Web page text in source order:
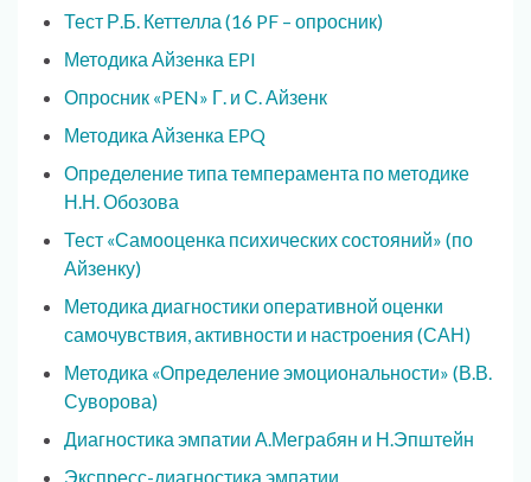
Тест Р.Б. Кеттелла (16 PF – опросник)
Методика Айзенка EPI
Опросник «PEN» Г. и С. Айзенк
Методика Айзенка EPQ
Определение типа темперамента по методике
Н.Н. Обозова
Тест «Самооценка психических состояний» (по
Айзенку)
Методика диагностики оперативной оценки
самочувствия, активности и настроения (САН)
Методика «Определение эмоциональности» (В.В.
Суворова)
Диагностика эмпатии А.Меграбян и Н.Эпштейн
Экспресс-диагностика эмпатии